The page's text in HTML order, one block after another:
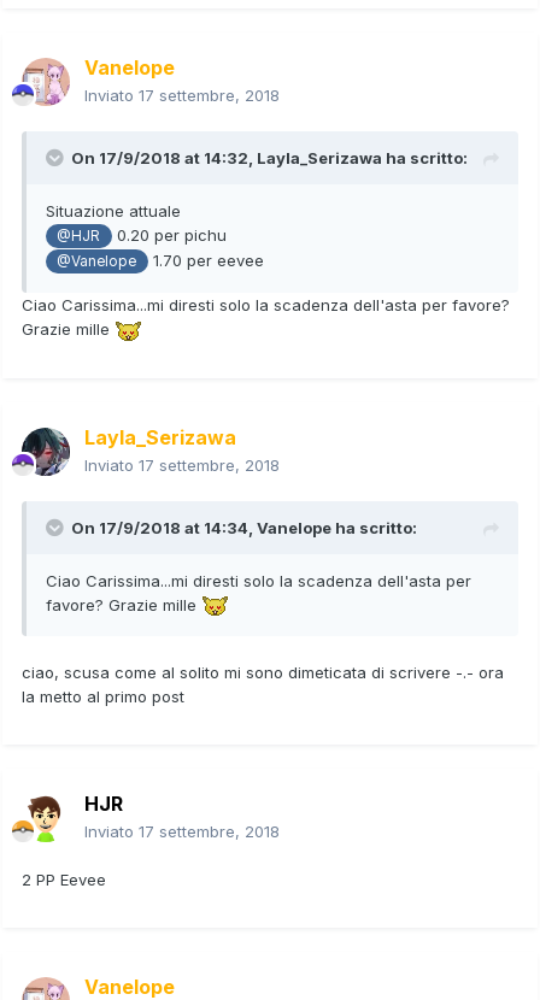
Vanelope
Inviato 17 settembre, 2018
On 17/9/2018 at 14:32, Layla_Serizawa ha scritto:
Situazione attuale
@HJR 0.20 per pichu
@Vanelope 1.70 per eevee
Ciao Carissima...mi diresti solo la scadenza dell'asta per favore?
Grazie mille
Layla_Serizawa
Inviato 17 settembre, 2018
On 17/9/2018 at 14:34, Vanelope ha scritto:
Ciao Carissima...mi diresti solo la scadenza dell'asta per
favore? Grazie mille
ciao, scusa come al solito mi sono dimeticata di scrivere -.- ora
la metto al primo post
HJR
Inviato 17 settembre, 2018
2 PP Eevee
Vanelope